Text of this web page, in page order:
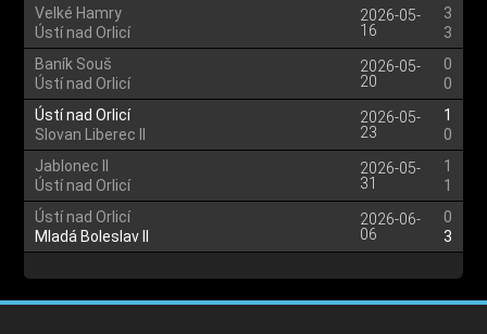
Velké Hamry
Ústí nad Orlicí
2026-05-
16
3
3
Baník Souš
Ústí nad Orlicí
2026-05-
20
0
0
Ústí nad Orlicí
Slovan Liberec II
2026-05-
23
1
0
Jablonec II
Ústí nad Orlicí
2026-05-
31
1
1
Ústí nad Orlicí
Mladá Boleslav II
2026-06-
06
0
3